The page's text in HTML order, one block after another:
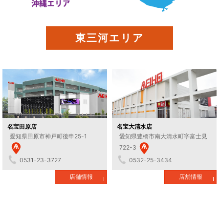
東三河エリア
名宝田原店
愛知県田原市神戸町後申25-1
0531-23-3727
店舗情報
名宝大清水店
愛知県豊橋市南大清水町字富士見
722-3
0532-25-3434
店舗情報